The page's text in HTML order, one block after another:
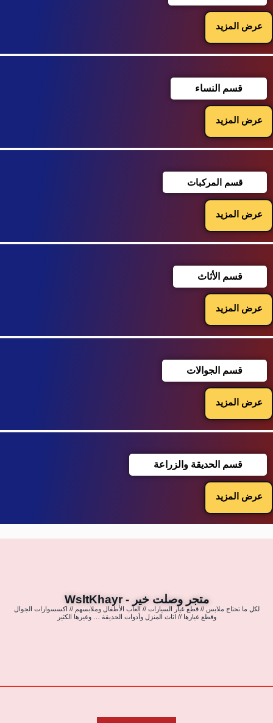
عرض المزيد
قسم النساء
عرض المزيد
قسم المركبات
عرض المزيد
قسم الأثاث
عرض المزيد
قسم الجوالات
عرض المزيد
قسم الحديقة والزراعة
عرض المزيد
متجر وصلت خير - WsltKhayr
لكل ما تحتاج ملابس // قطع غيار السيارات // العاب الأطفال وملابسهم // اكسسوارات الجوال
وقطع غيارها // اثاث المنزل وأدوات الحديقة … وغيرها الكثير